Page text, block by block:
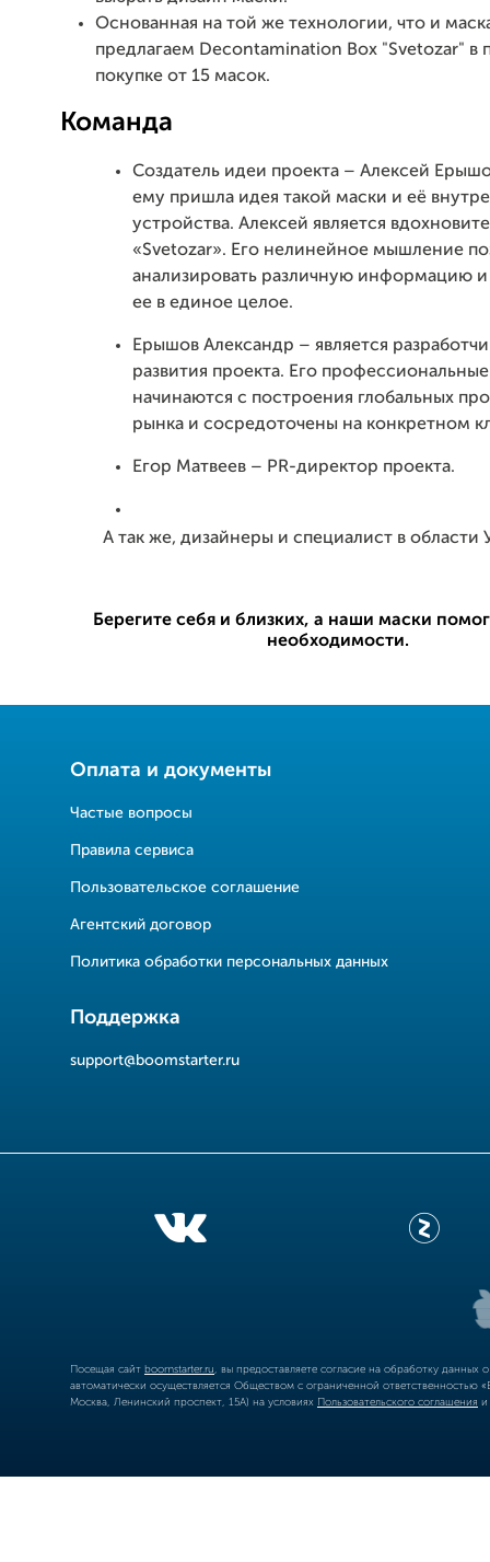
Основанная на той же технологии, что и
предлагаем Decontamination Box "Svetozar" в
покупке от 15 масок.
Команда
Создатель идеи проекта – Алексей
ему пришла идея такой маски и её
устройства. Алексей является
«Svetozar». Его нелинейное мышление
анализировать различную информацию и
ее в единое целое.
Ерышов Александр – является
развития проекта. Его
начинаются с построения глобальных
рынка и сосредоточены на конкретном
Егор Матвеев – PR-директор проекта.
А так же, дизайнеры и специалист в области
Берегите себя и близких, а наши маски
необходимости.
Оплата и документы
Частые вопросы
Правила сервиса
Пользовательское соглашение
Агентский договор
Политика обработки персональных данных
Поддержка
support@boomstarter.ru
Посещая сайт boomstarter.ru , вы предоставляете согласие на обработку
автоматически осуществляется Обществом с ограниченной
Москва, Ленинский проспект, 15А) на условиях Пользовательского соглашения и